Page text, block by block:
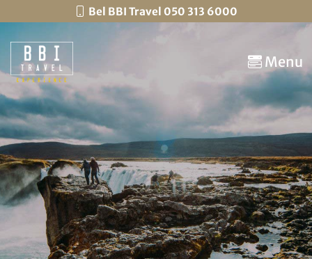
Bel BBI Travel 050 313 6000
Menu